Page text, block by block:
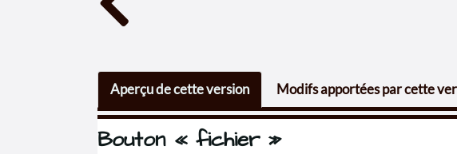
Aperçu de cette version Modifs apportées par cette